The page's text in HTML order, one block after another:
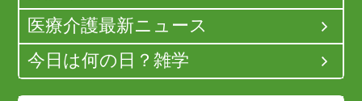
医療介護最新ニュース
今日は何の日？雑学